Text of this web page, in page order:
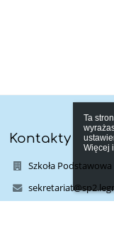
Ta
Więcej
Kontakty
Szkoła